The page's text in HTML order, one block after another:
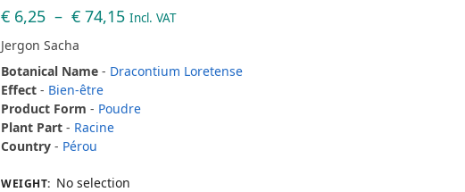
€ 6,25 – € 74,15 Incl. VAT
Jergon Sacha
Botanical Name - Dracontium Loretense
Effect - Bien-être
Product Form - Poudre
Plant Part - Racine
Country - Pérou
WEIGHT: No selection